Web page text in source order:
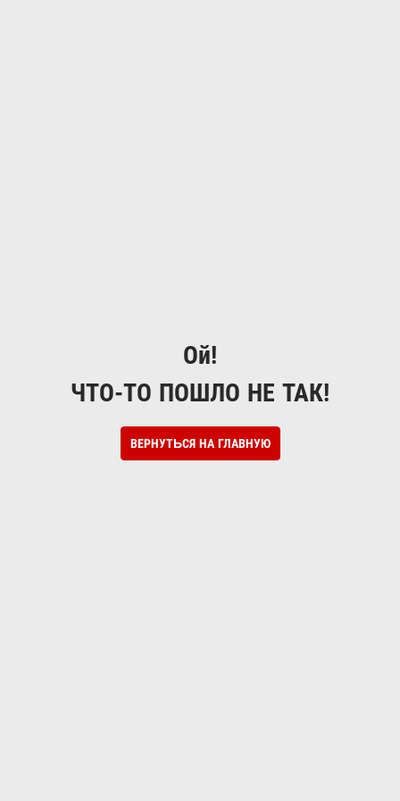
Ой!
ЧТО-ТО ПОШЛО НЕ ТАК!
ВЕРНУТЬСЯ НА ГЛАВНУЮ